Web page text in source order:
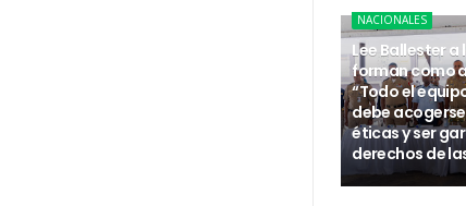
NACIONALES
Lee Ballester a
forman como
“Todo el
debe
éticas y ser
derechos de